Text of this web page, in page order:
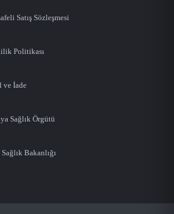
Satış Sözleşmesi
Politikası
ve İade
Sağlık Örgütü
Sağlık Bakanlığı